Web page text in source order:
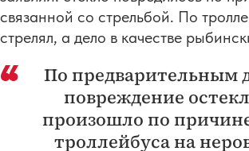
связанной со стрельбой. По
стрелял, а дело в качестве
По предварительным
повреждение
произошло по
троллейбуса на